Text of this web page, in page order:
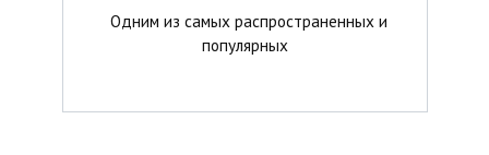
Одним из самых распространенных и
популярных